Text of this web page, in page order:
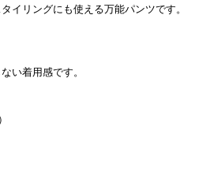
イリングにも使える万能パンツです。
い着用感です。